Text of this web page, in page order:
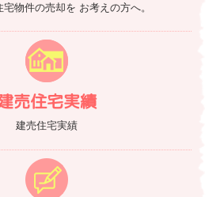
宅物件の売却を お考えの方へ。
売住宅実績
建売住宅実績